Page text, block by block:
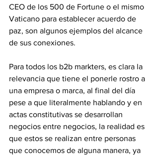
CEO de los 500 de Fortune o el mismo
Vaticano para establecer acuerdo de
paz, son algunos ejemplos del alcance
de sus conexiones.
Para todos los b2b markters, es clara la
relevancia que tiene el ponerle rostro a
una empresa o marca, al final del día
pese a que literalmente hablando y en
actas constitutivas se desarrollan
negocios entre negocios, la realidad es
que estos se realizan entre personas
que conocemos de alguna manera, ya